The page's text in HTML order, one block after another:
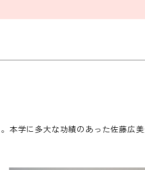
本学に多大な功績のあった佐藤広